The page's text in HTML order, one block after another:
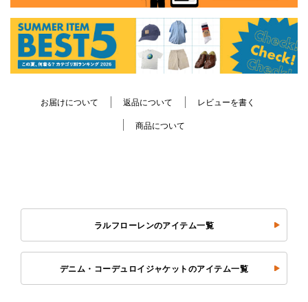
お届けについて 返品について レビューを書く
商品について
ラルフローレンのアイテム一覧
デニム・コーデュロイジャケットのアイテム一覧